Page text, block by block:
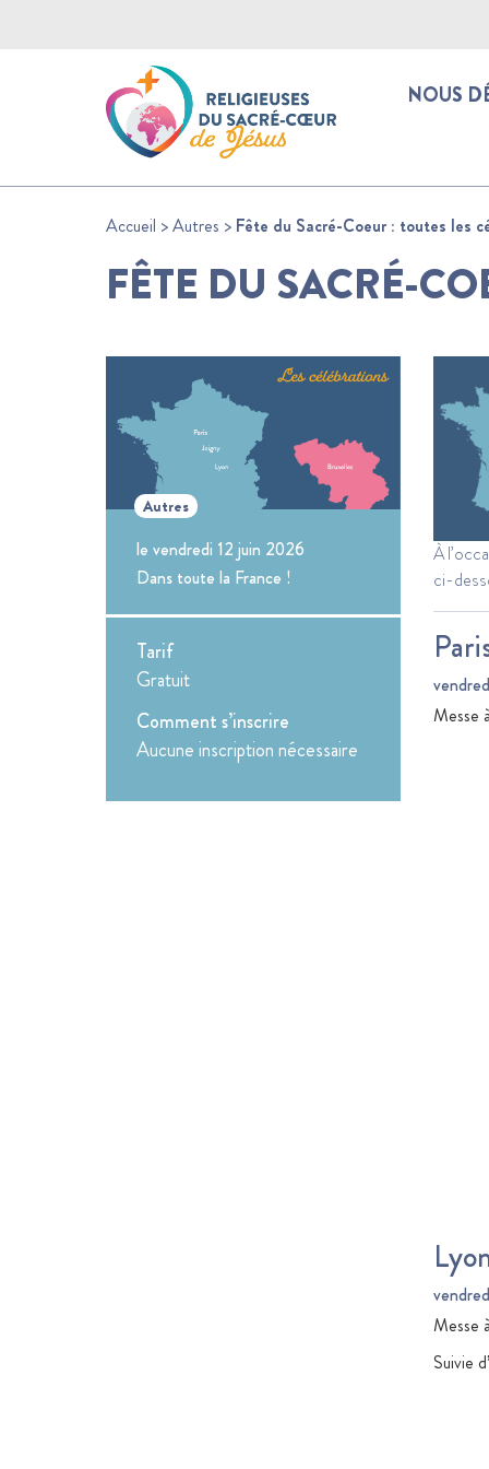
NOUS
Accueil >Autres > Fête du Sacré-Coeur : toutes les
FÊTE DU SACRÉ-
Autres
le vendredi 12 juin 2026
Dans toute la France !
Tarif
Gratuit
Comment s’inscrire
Aucune inscription nécessaire
À
ci-
Messe
Messe
Suivie